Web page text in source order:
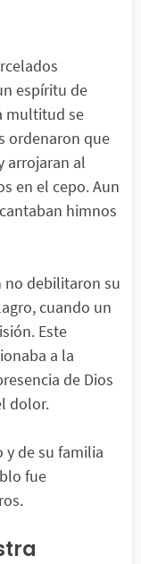
espíritu de
multitud se
ordenaron que
arrojaran al
en el cepo. Aun
himnos
no debilitaron su
cuando un
Este
a la
de Dios
dolor.
y de su familia
fue